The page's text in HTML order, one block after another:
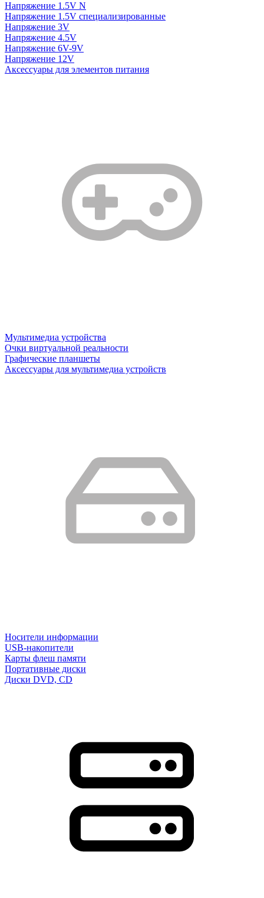
Напряжение 1.5V N
Напряжение 1.5V специализированные
Напряжение 3V
Напряжение 4.5V
Напряжение 6V-9V
Напряжение 12V
Аксессуары для элементов питания
Мультимедиа устройства
Очки виртуальной реальности
Графические планшеты
Аксессуары для мультимедиа устройств
Носители информации
USB-накопители
Карты флеш памяти
Портативные диски
Диски DVD, CD